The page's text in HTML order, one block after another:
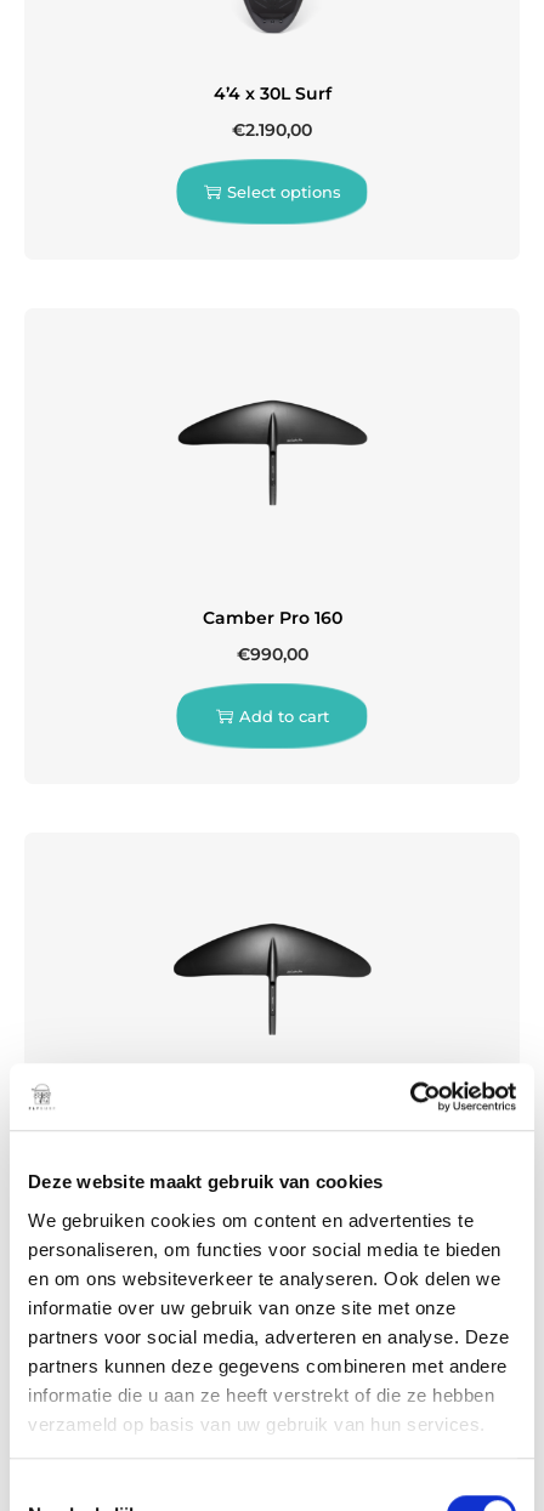
Deze website maakt gebruik van cookies
We gebruiken cookies om content en advertenties te
personaliseren, om functies voor social media te bieden
en om ons websiteverkeer te analyseren. Ook delen we
informatie over uw gebruik van onze site met onze
partners voor social media, adverteren en analyse. Deze
partners kunnen deze gegevens combineren met andere
informatie die u aan ze heeft verstrekt of die ze hebben
verzameld op basis van uw gebruik van hun services.
4’4 x 30L Surf
€2.190,00
Select options
Camber Pro 160
€990,00
Add to cart
€1.099,00
Add to cart